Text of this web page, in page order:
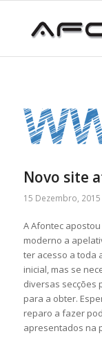
Novo site
15 Dezembro, 2015
A Afontec
moderno a
ter acesso a toda
inicial, mas se
diversas secções
para a obter.
reparo a fazer
apresentados na